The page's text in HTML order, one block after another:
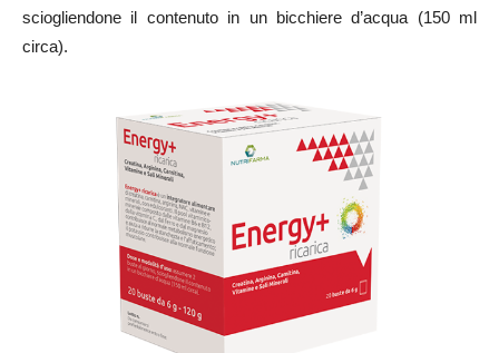
sciogliendone il contenuto in un bicchiere d’acqua (150 ml
circa).